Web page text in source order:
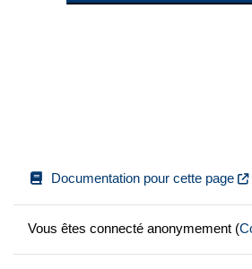
Documentation pour cette page
Vous êtes connecté anonymement (